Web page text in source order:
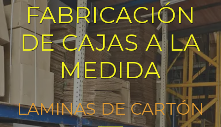
FABRICACIÓN
DE CAJAS A LA
MEDIDA
LAMINAS DE CARTÓN